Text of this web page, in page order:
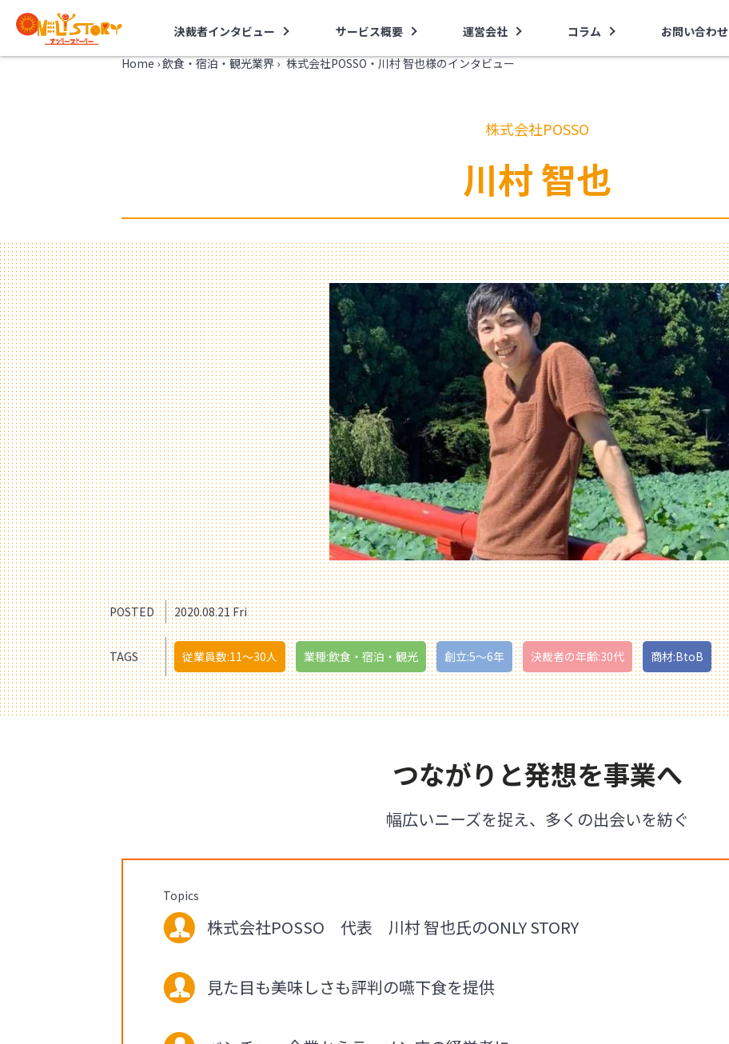
決裁者インタビュー サービス概要 運営会社 コラム お問い合わせ
Home ›飲食・宿泊・観光業界 › 株式会社POSSO・川村 智也様のインタビュー
株式会社POSSO
川村 智也
POSTED 2020.08.21 Fri
TAGS 従業員数:11〜30人 業種:飲食・宿泊・観光 創立:5〜6年 決裁者の年齢:30代 商材:BtoB
つながりと発想を事業へ
幅広いニーズを捉え、多くの出会いを紡ぐ
Topics
株式会社POSSO 代表 川村 智也氏のONLY STORY
見た目も美味しさも評判の嚥下食を提供